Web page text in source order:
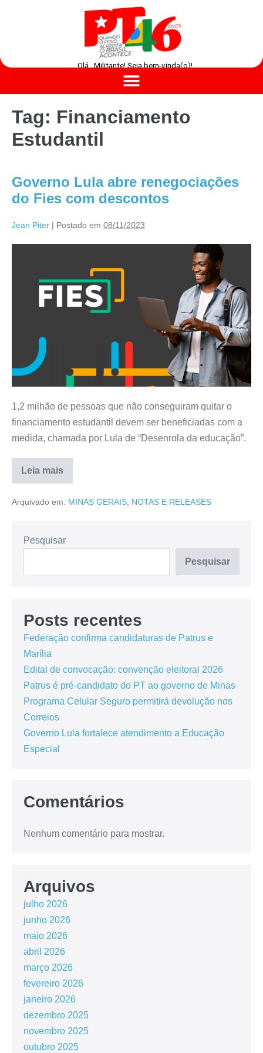
Olá , Militante! Seja bem-vinda(o)!
Tag: Financiamento
Estudantil
Governo Lula abre renegociações
do Fies com descontos
Jean Piter | Postado em 08/11/2023
1,2 milhão de pessoas que não conseguiram quitar o
financiamento estudantil devem ser beneficiadas com a
medida, chamada por Lula de “Desenrola da educação”.
Leia mais
Arquivado em: MINAS GERAIS NOTAS E RELEASES
Pesquisar
Pesquisar
Posts recentes
Federação confirma candidaturas de Patrus e
Marília
Edital de convocação: convenção eleitoral 2026
Patrus é pré-candidato do PT ao governo de Minas
Programa Celular Seguro permitirá devolução nos
Correios
Governo Lula fortalece atendimento a Educação
Especial
Comentários
Nenhum comentário para mostrar.
Arquivos
julho 2026
junho 2026
maio 2026
abril 2026
março 2026
fevereiro 2026
janeiro 2026
dezembro 2025
novembro 2025
outubro 2025